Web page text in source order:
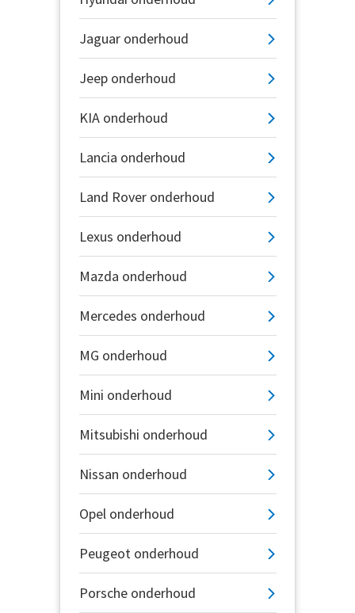
Jaguar onderhoud
Jeep onderhoud
KIA onderhoud
Lancia onderhoud
Land Rover onderhoud
Lexus onderhoud
Mazda onderhoud
Mercedes onderhoud
MG onderhoud
Mini onderhoud
Mitsubishi onderhoud
Nissan onderhoud
Opel onderhoud
Peugeot onderhoud
Porsche onderhoud